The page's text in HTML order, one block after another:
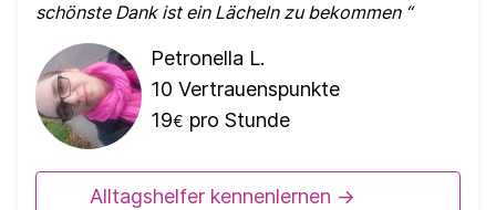
schönste Dank ist ein Lächeln zu bekommen
Petronella L.
10 Vertrauenspunkte
19€ pro Stunde
Alltagshelfer kennenlernen ->